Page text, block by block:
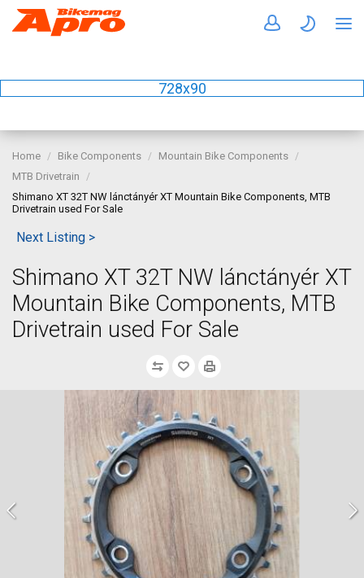
728x90
Home Bike Components
Mountain Bike Components
MTB Drivetrain
Shimano XT 32T NW lánctányér XT Mountain Bike Components, MTB
Drivetrain used For Sale
Next Listing >
Shimano XT 32T NW lánctányér XT
Mountain Bike Components, MTB
Drivetrain used For Sale